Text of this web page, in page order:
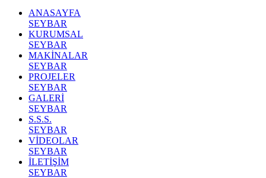
ANASAYFA
SEYBAR
KURUMSAL
SEYBAR
MAKİNALAR
SEYBAR
PROJELER
SEYBAR
GALERİ
SEYBAR
S.S.S.
SEYBAR
VİDEOLAR
SEYBAR
İLETİŞİM
SEYBAR